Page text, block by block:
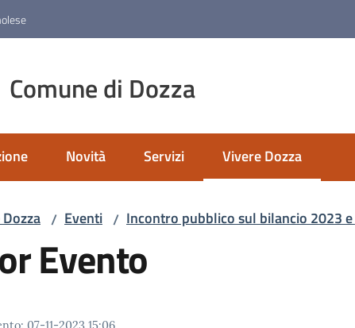
Comune di Dozza
Novità Servizi Vivere Dozza
Menu selezionato
/ Eventi / Incontro pubblico sul bilancio 2023
Evento